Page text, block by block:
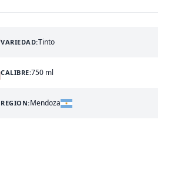
VARIEDAD:Tinto
CALIBRE:750 ml
REGION:Mendoza